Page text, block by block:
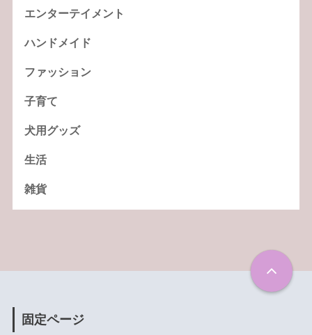
エンターテイメント
ハンドメイド
ファッション
子育て
犬用グッズ
生活
雑貨
固定ページ